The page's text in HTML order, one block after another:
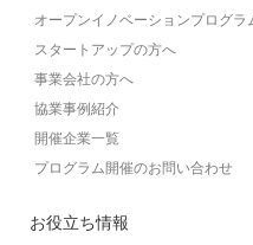
オープンイノベーションプログラ
スタートアップの方へ
事業会社の方へ
協業事例紹介
開催企業一覧
プログラム開催のお問い合わせ
お役立ち情報